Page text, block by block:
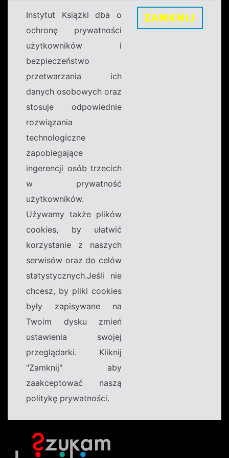
Instytut Książki dba o
ochronę prywatności
użytkowników i
bezpieczeństwo
przetwarzania ich
danych osobowych oraz
stosuje odpowiednie
rozwiązania
technologiczne
zapobiegające
ingerencji osób trzecich
w prywatność
użytkowników.
Używamy także plików
cookies, by ułatwić
korzystanie z naszych
serwisów oraz do celów
statystycznych.Jeśli nie
chcesz, by pliki cookies
były zapisywane na
Twoim dysku zmień
ustawienia swojej
przeglądarki. Kliknij
"Zamknij" aby
zaakceptować naszą
politykę prywatności.
ZAMKNIJ